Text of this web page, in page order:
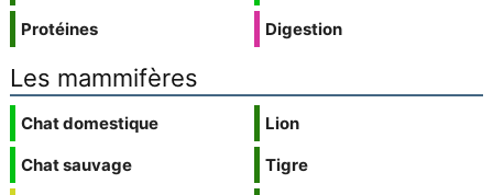
Protéines
Digestion
Les mammifères
Chat domestique
Chat sauvage
Lion
Tigre